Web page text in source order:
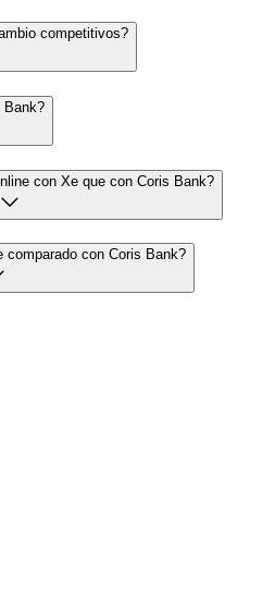
competitivos?
Bank?
con Xe que con Coris Bank?
comparado con Coris Bank?